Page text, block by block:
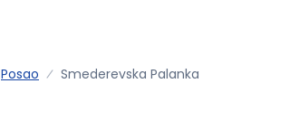
Posao Smederevska Palanka